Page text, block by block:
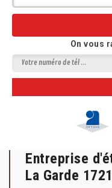
On vous
Entreprise
La Garde